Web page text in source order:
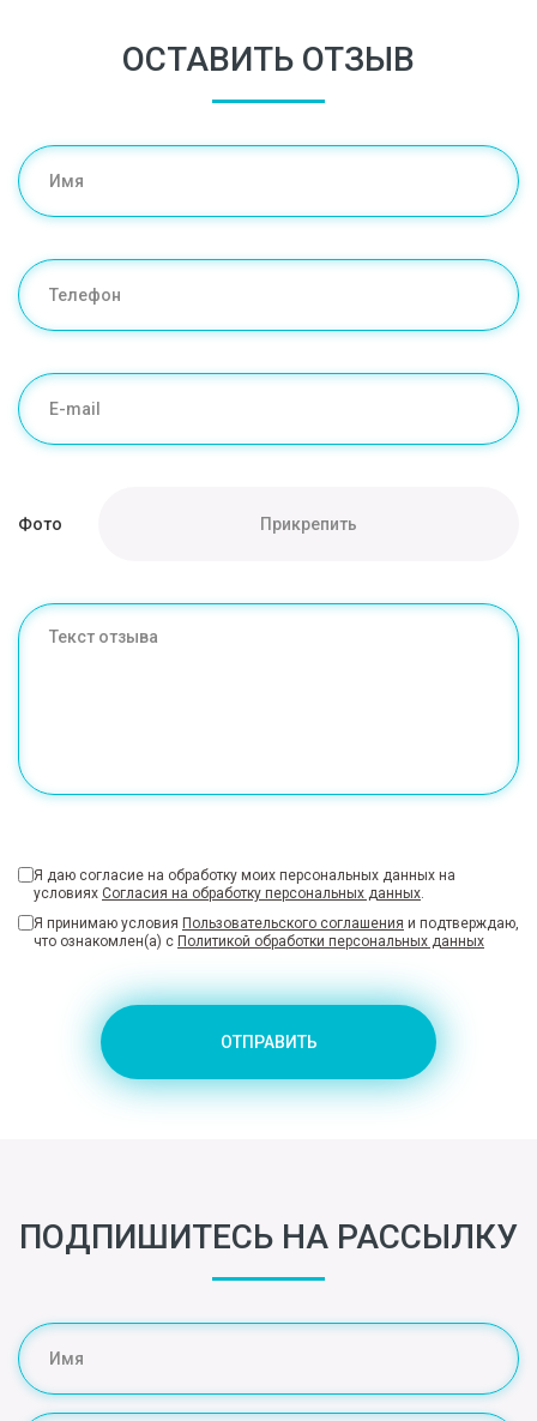
ОСТАВИТЬ ОТЗЫВ
Фото Прикрепить
Я даю согласие на обработку моих персональных данных на
условиях Согласия на обработку персональных данных.
Я принимаю условия Пользовательского соглашения и подтверждаю,
что ознакомлен(а) с Политикой обработки персональных данных
ОТПРАВИТЬ
ПОДПИШИТЕСЬ НА РАССЫЛКУ